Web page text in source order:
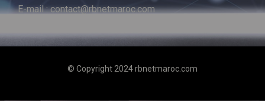
E-mail : contact@rbnetmaroc.com
© Copyright 2024 rbnetmaroc.com